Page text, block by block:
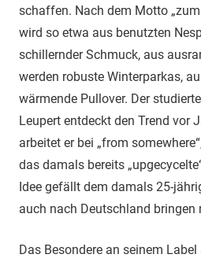
schaffen. Nach dem Motto
wird so etwa aus benutzten
schillernder Schmuck, aus
werden robuste Winterparkas,
wärmende Pullover. Der
Leupert entdeckt den Trend vor
arbeitet er bei „from
das damals bereits
Idee gefällt dem damals 25-
auch nach Deutschland bringen
Das Besondere an seinem